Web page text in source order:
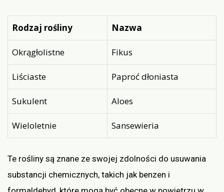
Rodzaj rośliny Nazwa
Okrągłolistne Fikus
Liściaste Paproć dłoniasta
Sukulent Aloes
Wieloletnie Sansewieria
Te rośliny są znane ze swojej zdolności do usuwania
substancji chemicznych, takich jak benzen i